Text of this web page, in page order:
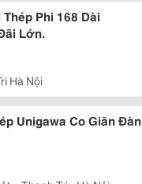
Phi 168 Dài
Lớn.
Hà Nội
Unigawa Co Giãn Đàn